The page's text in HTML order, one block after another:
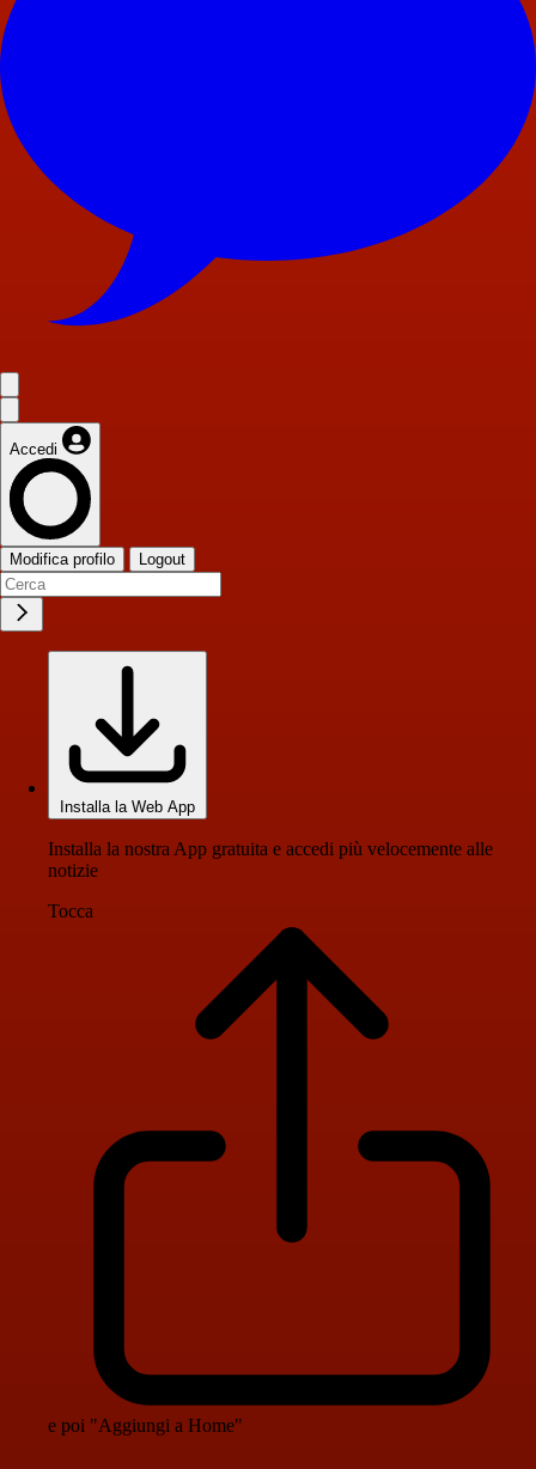
Accedi
Modifica profilo Logout
Installa la Web App
Installa la nostra App gratuita e accedi più velocemente alle
notizie
Tocca
e poi "Aggiungi a Home"